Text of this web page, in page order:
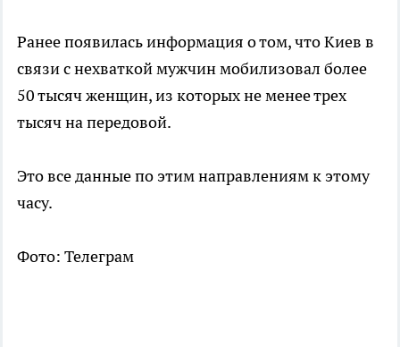
Ранее появилась информация о том, что Киев в
связи с нехваткой мужчин мобилизовал более
50 тысяч женщин, из которых не менее трех
тысяч на передовой.
Это все данные по этим направлениям к этому
часу.
Фото: Телеграм